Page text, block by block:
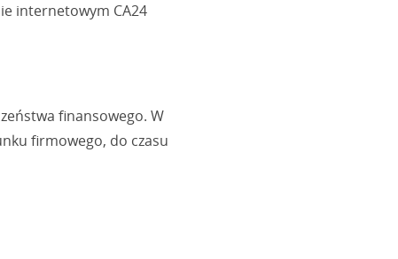
internetowym CA24
finansowego. W
firmowego, do czasu